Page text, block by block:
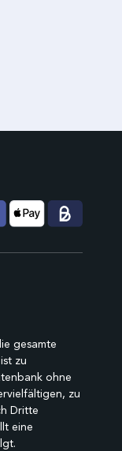
gesamte
zu
ohne
zu
Dritte
eine